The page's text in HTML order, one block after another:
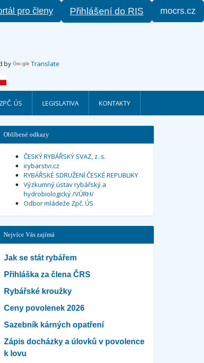
pro členy Přihlášení do RIS mocrs.cz
by Translate
ÚS LEGISLATIVA KONTAKTY
Oblíbené odkazy
ČESKÝ RYBÁŘSKÝ SVAZ, z. s.
irybarstvi.cz
RYBÁŘSKÉ SDRUŽENÍ ČESKÉ REPUBLIKY
Výzkumný ústav rybářský a
hydrobiologický /VÚRH/
Odbor mládeže Zpč. ÚS
Nejvíce Vás zajímá
Jak se stát rybářem
Přihláška za člena ČRS
Rybářské kroužky
Ceny povolenek 2026
Sazebník kárných opatření
Zápis docházky a úlovků v povolence
k lovu